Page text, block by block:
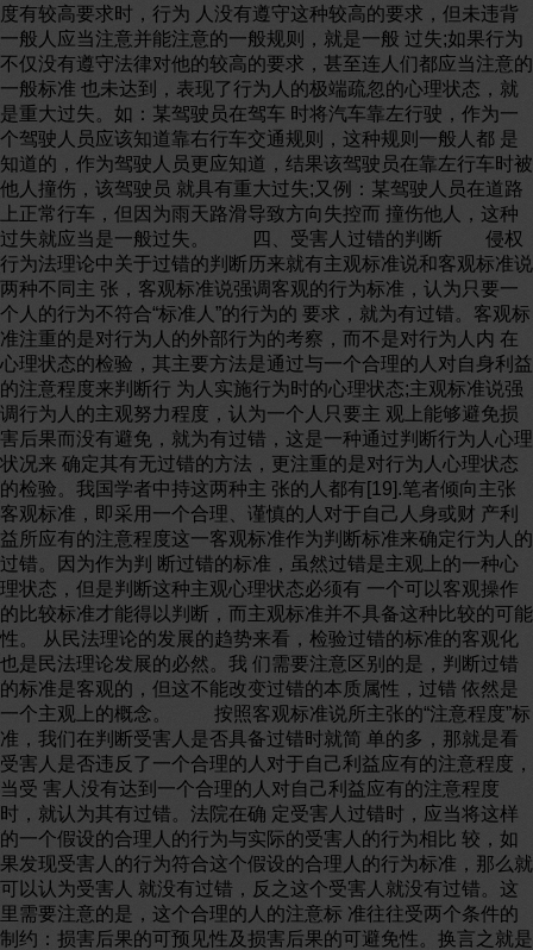
度有较高要求时，行为 人没有遵守这种较高的要求，但未违背
一般人应当注意并能注意的一般规则，就是一般 过失;如果行为
不仅没有遵守法律对他的较高的要求，甚至连人们都应当注意的
一般标准 也未达到，表现了行为人的极端疏忽的心理状态，就
是重大过失。如：某驾驶员在驾车 时将汽车靠左行驶，作为一
个驾驶人员应该知道靠右行车交通规则，这种规则一般人都 是
知道的，作为驾驶人员更应知道，结果该驾驶员在靠左行车时被
他人撞伤，该驾驶员 就具有重大过失;又例：某驾驶人员在道路
上正常行车，但因为雨天路滑导致方向失控而 撞伤他人，这种
过失就应当是一般过失。 四、受害人过错的判断 侵权
行为法理论中关于过错的判断历来就有主观标准说和客观标准说
两种不同主 张，客观标准说强调客观的行为标准，认为只要一
个人的行为不符合“标准人”的行为的 要求，就为有过错。客观标
准注重的是对行为人的外部行为的考察，而不是对行为人内 在
心理状态的检验，其主要方法是通过与一个合理的人对自身利益
的注意程度来判断行 为人实施行为时的心理状态;主观标准说强
调行为人的主观努力程度，认为一个人只要主 观上能够避免损
害后果而没有避免，就为有过错，这是一种通过判断行为人心理
状况来 确定其有无过错的方法，更注重的是对行为人心理状态
的检验。我国学者中持这两种主 张的人都有[19].笔者倾向主张
客观标准，即采用一个合理、谨慎的人对于自己人身或财 产利
益所应有的注意程度这一客观标准作为判断标准来确定行为人的
过错。因为作为判 断过错的标准，虽然过错是主观上的一种心
理状态，但是判断这种主观心理状态必须有 一个可以客观操作
的比较标准才能得以判断，而主观标准并不具备这种比较的可能
性。 从民法理论的发展的趋势来看，检验过错的标准的客观化
也是民法理论发展的必然。我 们需要注意区别的是，判断过错
的标准是客观的，但这不能改变过错的本质属性，过错 依然是
一个主观上的概念。 按照客观标准说所主张的“注意程度”标
准，我们在判断受害人是否具备过错时就简 单的多，那就是看
受害人是否违反了一个合理的人对于自己利益应有的注意程度，
当受 害人没有达到一个合理的人对自己利益应有的注意程度
时，就认为其有过错。法院在确 定受害人过错时，应当将这样
的一个假设的合理人的行为与实际的受害人的行为相比 较，如
果发现受害人的行为符合这个假设的合理人的行为标准，那么就
可以认为受害人 就没有过错，反之这个受害人就没有过错。这
里需要注意的是，这个合理的人的注意标 准往往受两个条件的
制约：损害后果的可预见性及损害后果的可避免性。换言之就是